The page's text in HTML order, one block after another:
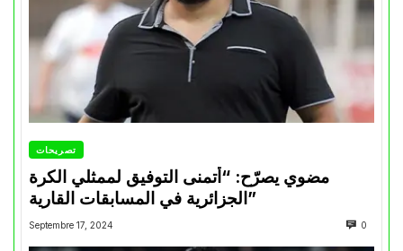
تصريحات
مضوي يصرّح: “أتمنى التوفيق لممثلي الكرة
الجزائرية في المسابقات القارية”
Septembre 17, 2024 0